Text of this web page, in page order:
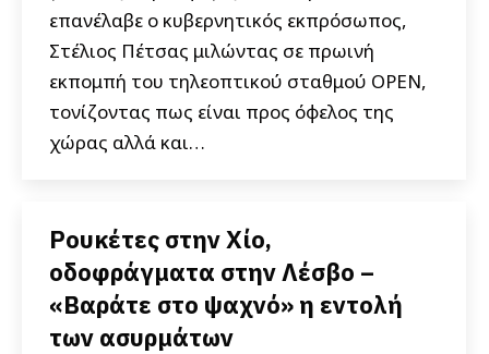
επανέλαβε ο κυβερνητικός εκπρόσωπος,
Στέλιος Πέτσας μιλώντας σε πρωινή
εκπομπή του τηλεοπτικού σταθμού OPEN,
τονίζοντας πως είναι προς όφελος της
χώρας αλλά και…
Ρουκέτες στην Χίο,
οδοφράγματα στην Λέσβο –
«Βαράτε στο ψαχνό» η εντολή
των ασυρμάτων